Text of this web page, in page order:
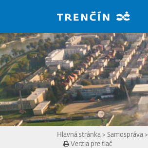
Hlavná stránka > Samospráva >
Verzia pre tlač